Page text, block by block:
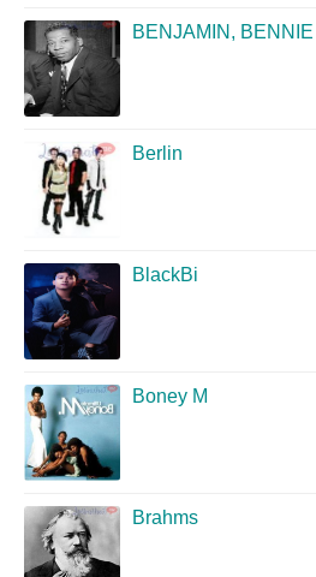
BENJAMIN, BENNIE
Berlin
BlackBi
Boney M
Brahms